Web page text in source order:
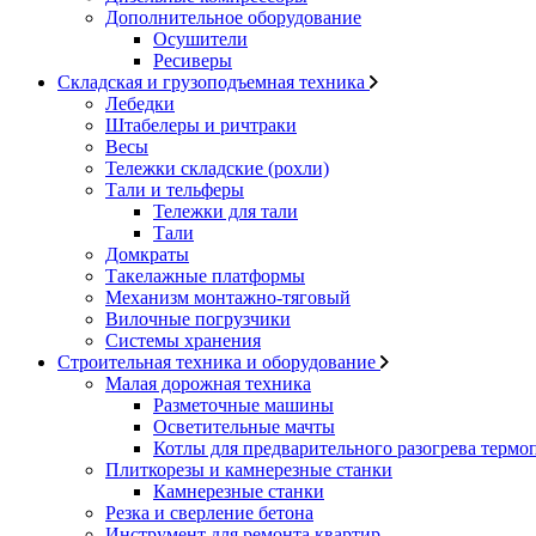
Дополнительное оборудование
Осушители
Ресиверы
Складская и грузоподъемная техника
Лебедки
Штабелеры и ричтраки
Весы
Тележки складские (рохли)
Тали и тельферы
Тележки для тали
Тали
Домкраты
Такелажные платформы
Механизм монтажно-тяговый
Вилочные погрузчики
Системы хранения
Строительная техника и оборудование
Малая дорожная техника
Разметочные машины
Осветительные мачты
Котлы для предварительного разогрева
Плиткорезы и камнерезные станки
Камнерезные станки
Резка и сверление бетона